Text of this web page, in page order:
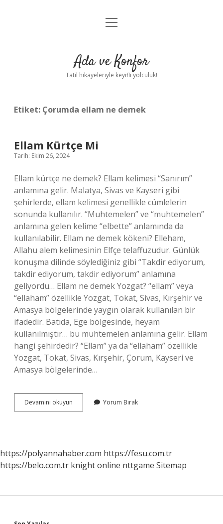
Anasayfa
Yasal Uyarı
menüyü
Ada ve Konfor
Tatil hikayeleriyle keyifli yolculuk!
Etiket: Çorumda ellam ne demek
Ellam Kürtçe Mi
Tarih: Ekim 26, 2024
Ellam kürtçe ne demek? Ellam kelimesi “Sanırım”
anlamına gelir. Malatya, Sivas ve Kayseri gibi
şehirlerde, ellam kelimesi genellikle cümlelerin
sonunda kullanılır. “Muhtemelen” ve “muhtemelen”
anlamına gelen kelime “elbette” anlamında da
kullanılabilir. Ellam ne demek kökeni? Elleham,
Allahu alem kelimesinin Elfçe telaffuzudur. Günlük
konuşma dilinde söylediğiniz gibi “Takdir ediyorum,
takdir ediyorum, takdir ediyorum” anlamına
geliyordu… Ellam ne demek Yozgat? “ellam” veya
“ellaham” özellikle Yozgat, Tokat, Sivas, Kırşehir ve
Amasya bölgelerinde yaygın olarak kullanılan bir
ifadedir. Batıda, Ege bölgesinde, heyam
kullanılmıştır… bu muhtemelen anlamına gelir. Ellam
hangi şehirdedir? “Ellam” ya da “ellaham” özellikle
Yozgat, Tokat, Sivas, Kırşehir, Çorum, Kayseri ve
Amasya bölgelerinde…
Devamını okuyun
Kürtçe
Yorum Bırak
https://polyannahaber.com https://fesu.com.tr
https://belo.com.tr knight online nttgame Sitemap